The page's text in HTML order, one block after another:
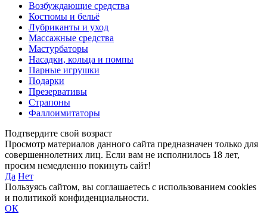
Возбуждающие средства
Костюмы и бельё
Лубриканты и уход
Массажные средства
Мастурбаторы
Насадки, кольца и помпы
Парные игрушки
Подарки
Презервативы
Страпоны
Фаллоимитаторы
Подтвердите свой возраст
Просмотр материалов данного сайта предназначен только для
совершеннолетних лиц. Если вам не исполнилось 18 лет,
просим немедленно покинуть сайт!
Да Нет
Пользуясь сайтом, вы соглашаетесь с использованием cookies
и политикой конфиденциальности.
ОК